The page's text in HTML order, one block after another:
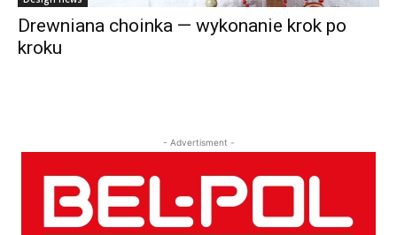
Drewniana choinka — wykonanie krok po
kroku
- Advertisment -